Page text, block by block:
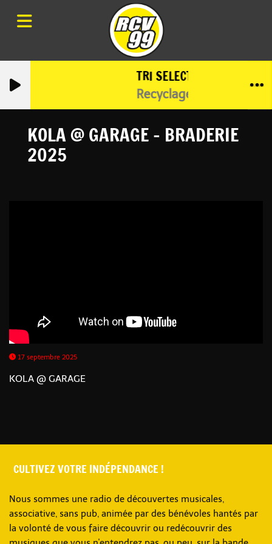
TRI SELECTIF
Recyclage de disques
KOLA @ GARAGE - BRADERIE
2025
17 septembre 2025
KOLA @ GARAGE
CULTIVEZ VOTRE INDÉPENDANCE !
Nous sommes une radio de découvertes musicales,
associative, sans pub, animée par des bénévoles hantés par
la volonté de vous faire découvrir ou redécouvrir des